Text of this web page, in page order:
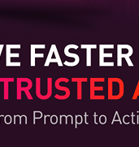
Rule. A
come le